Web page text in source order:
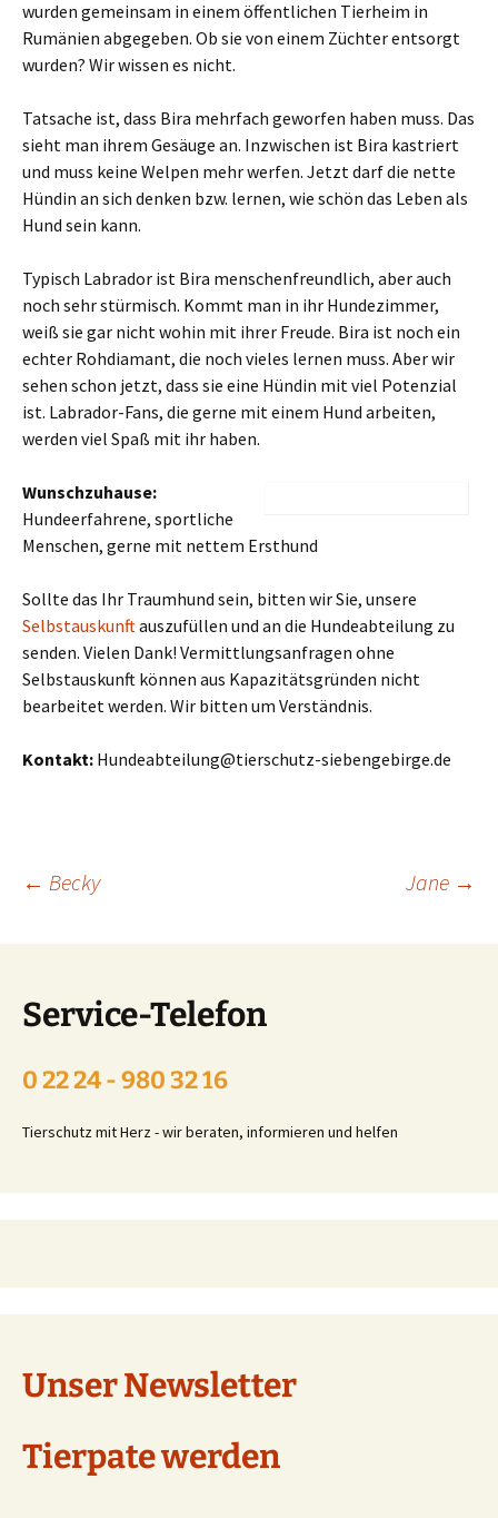
wurden gemeinsam in einem öffentlichen Tierheim in
Rumänien abgegeben. Ob sie von einem Züchter entsorgt
wurden? Wir wissen es nicht.
Tatsache ist, dass Bira mehrfach geworfen haben muss. Das
sieht man ihrem Gesäuge an. Inzwischen ist Bira kastriert
und muss keine Welpen mehr werfen. Jetzt darf die nette
Hündin an sich denken bzw. lernen, wie schön das Leben als
Hund sein kann.
Typisch Labrador ist Bira menschenfreundlich, aber auch
noch sehr stürmisch. Kommt man in ihr Hundezimmer,
weiß sie gar nicht wohin mit ihrer Freude. Bira ist noch ein
echter Rohdiamant, die noch vieles lernen muss. Aber wir
sehen schon jetzt, dass sie eine Hündin mit viel Potenzial
ist. Labrador-Fans, die gerne mit einem Hund arbeiten,
werden viel Spaß mit ihr haben.
Wunschzuhause:
Hundeerfahrene, sportliche
Menschen, gerne mit nettem Ersthund
Sollte das Ihr Traumhund sein, bitten wir Sie, unsere
Selbstauskunftauszufüllen und an die Hundeabteilung zu
senden. Vielen Dank! Vermittlungsanfragen ohne
Selbstauskunft können aus Kapazitätsgründen nicht
bearbeitet werden. Wir bitten um Verständnis.
Kontakt: Hundeabteilung@tierschutz-siebengebirge.de
Beitragsnavigation
← Becky Jane →
Service-Telefon
0 22 24 - 980 32 16
Tierschutz mit Herz - wir beraten, informieren und helfen
Unser Newsletter
Tierpate werden